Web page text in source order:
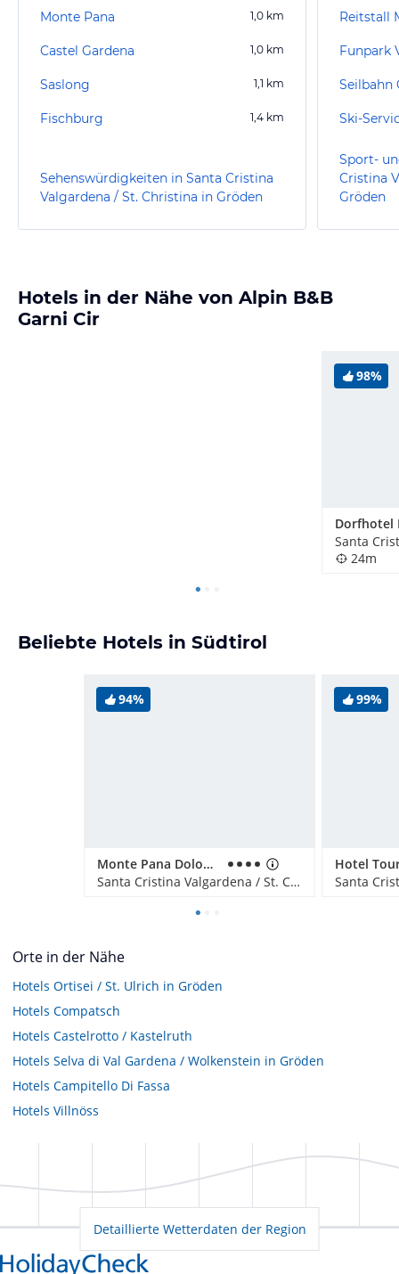
Monte Pana 1,0 km
Castel Gardena 1,0 km
Saslong 1,1 km
Fischburg 1,4 km
Sehenswürdigkeiten in Santa Cristina
Valgardena / St. Christina in Gröden
Reitstall
Funpark
Seilbahn
Ski-
Sport-
Cristina
Gröden
Hotels in der Nähe von Alpin B&B
Garni Cir
98%
Dorfhotel
24m
Beliebte Hotels in Südtirol
94%
Monte Pana Dolomites Hotel
Santa Cristina Valgardena / St. Christina in Gröden, Italien
99%
Orte in der Nähe
Hotels Ortisei / St. Ulrich in Gröden
Hotels Compatsch
Hotels Castelrotto / Kastelruth
Hotels Selva di Val Gardena / Wolkenstein in Gröden
Hotels Campitello Di Fassa
Hotels Villnöss
Detaillierte Wetterdaten der Region